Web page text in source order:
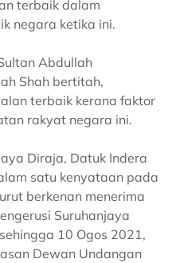
terbaik dalam
negara ketika ini.
Abdullah
Shah bertitah,
terbaik kerana faktor
rakyat negara ini.
Diraja, Datuk Indera
satu kenyataan pada
berkenan menerima
Suruhanjaya
10 Ogos 2021,
Dewan Undangan